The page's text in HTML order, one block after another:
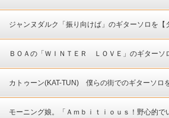
ジャンヌダルク「振り向けば」のギターソロを【
ＢＯＡの「ＷＩＮＴＥＲ ＬＯＶＥ」のギターソ
カトゥーン(KAT-TUN) 僕らの街でのギターソロ
モーニング娘。「Ａｍｂｉｔｉｏｕｓ！野心的で